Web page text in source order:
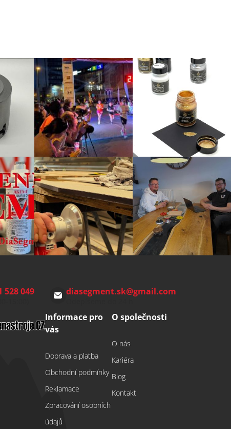
528 049 diasegment.sk@gmail.com
Informace pro
vás
Doprava a platba
Obchodní podmínky
Reklamace
Zpracování osobních
údajů
O společnosti
O nás
Kariéra
Blog
Kontakt